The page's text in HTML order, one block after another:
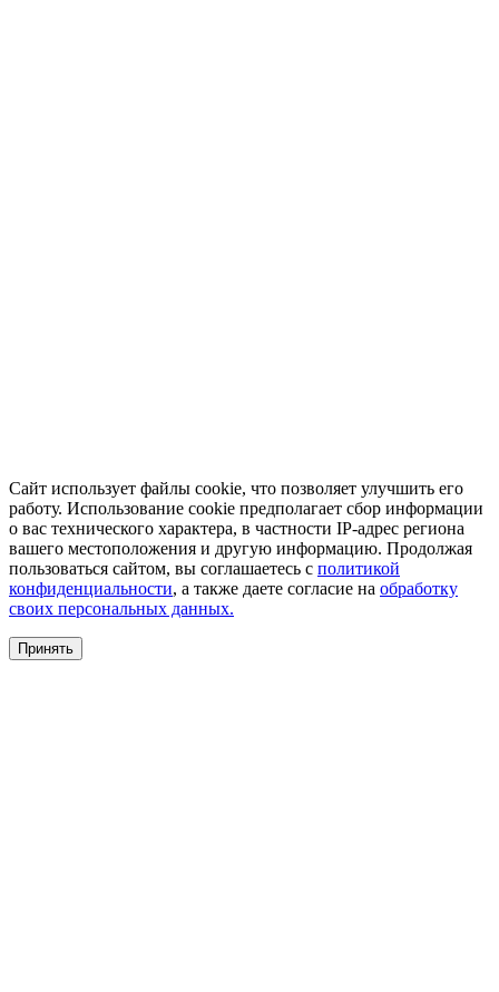
Сайт использует файлы cookie, что позволяет улучшить его
работу. Использование cookie предполагает сбор информации
о вас технического характера, в частности IP-адрес региона
вашего местоположения и другую информацию. Продолжая
пользоваться сайтом, вы соглашаетесь с политикой
конфиденциальности, а также даете согласие на обработку
своих персональных данных.
Принять